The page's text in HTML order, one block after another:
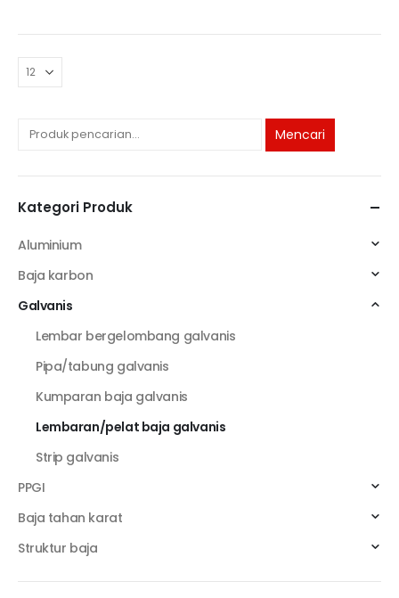
Mencari
Kategori Produk
Aluminium
Baja karbon
Galvanis
Lembar bergelombang galvanis
Pipa/tabung galvanis
Kumparan baja galvanis
Lembaran/pelat baja galvanis
Strip galvanis
PPGI
Baja tahan karat
Struktur baja